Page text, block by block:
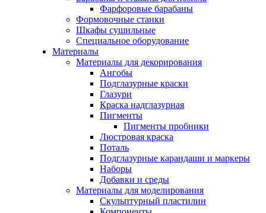
Фарфоровые барабаны
Формовочные станки
Шкафы сушильные
Специальное оборудование
Материалы
Материалы для декорирования
Ангобы
Подглазурные краски
Глазури
Краска надглазурная
Пигменты
Пигменты пробники
Люстровая краска
Поталь
Подглазурные карандаши и маркеры
Наборы
Добавки и среды
Материалы для моделирования
Скульптурный пластилин